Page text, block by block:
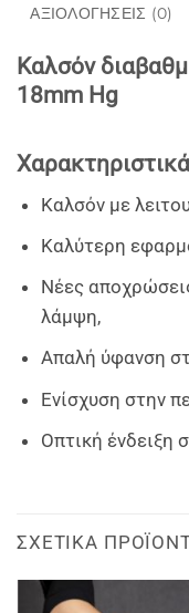
ΑΞΙΟΛΟΓΉΣΕΙΣ (0)
Καλσόν
18mm Hg
Χαρακτηριστικά
Καλσόν με
Καλύτερη
Νέες
λάμψη,
Απαλή ύφανση
Ενίσχυση στην
Οπτική ένδειξη
ΣΧΕΤΙΚΆ